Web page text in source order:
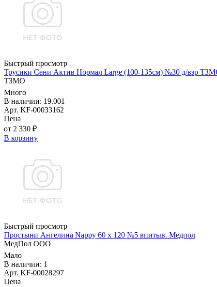
Быстрый просмотр
Трусики Сени Актив Нормал Large (100-135см) №30 д/взр
ТЗМО
Много
В наличии: 19.001
Арт. KF-00033162
Цена
от 2 330 ₽
В корзину
Быстрый просмотр
Простыни Ангелина Nappy 60 х 120 №5 впитыв. Медпол
МедПол ООО
Мало
В наличии: 1
Арт. KF-00028297
Цена